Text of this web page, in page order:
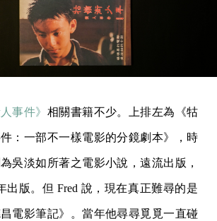
事件》 相關書籍不少。上排左為《牯
：一部不一樣電影的分鏡劇本》，時
吳淡如所著之電影小說，遠流出版，
出版。但 Fred 說，現在真正難尋的是
電影筆記》。當年他尋尋覓覓一直碰